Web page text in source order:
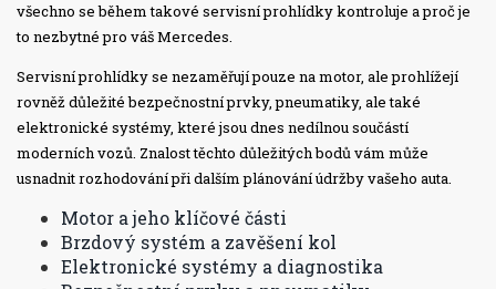
všechno se během takové servisní prohlídky kontroluje a proč je
to nezbytné pro váš Mercedes.
Servisní prohlídky se nezaměřují pouze na motor, ale prohlížejí
rovněž důležité bezpečnostní prvky, pneumatiky, ale také
elektronické systémy, které jsou dnes nedílnou součástí
moderních vozů. Znalost těchto důležitých bodů vám může
usnadnit rozhodování při dalším plánování údržby vašeho auta.
Motor a jeho klíčové části
Brzdový systém a zavěšení kol
Elektronické systémy a diagnostika